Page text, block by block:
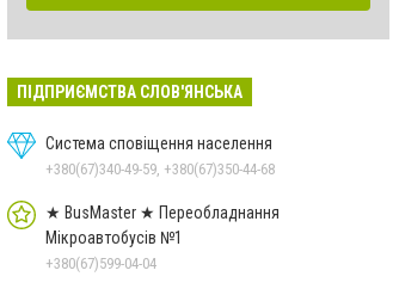
ПІДПРИЄМСТВА СЛОВ'ЯНСЬКА
Система сповіщення населення
+380(67)340-49-59, +380(67)350-44-68
★ BusMaster ★ Переобладнання
Мікроавтобусів №1
+380(67)599-04-04